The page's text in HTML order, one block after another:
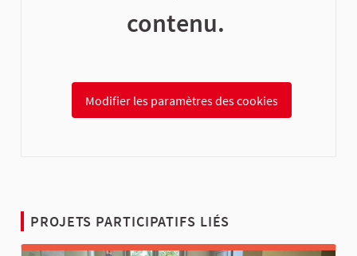
contenu.
Modifier les paramètres des cookies
PROJETS PARTICIPATIFS LIÉS